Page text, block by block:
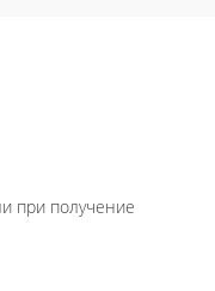
при получение